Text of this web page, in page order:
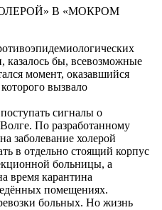
В «МОКРОМ
казалось бы, всевозможные
момент, оказавшийся
вызвало
сигналы о
По разработанному
заболевание холерой
в отдельно стоящий корпус
больницы, а
время карантина
помещениях.
больных. Но жизнь